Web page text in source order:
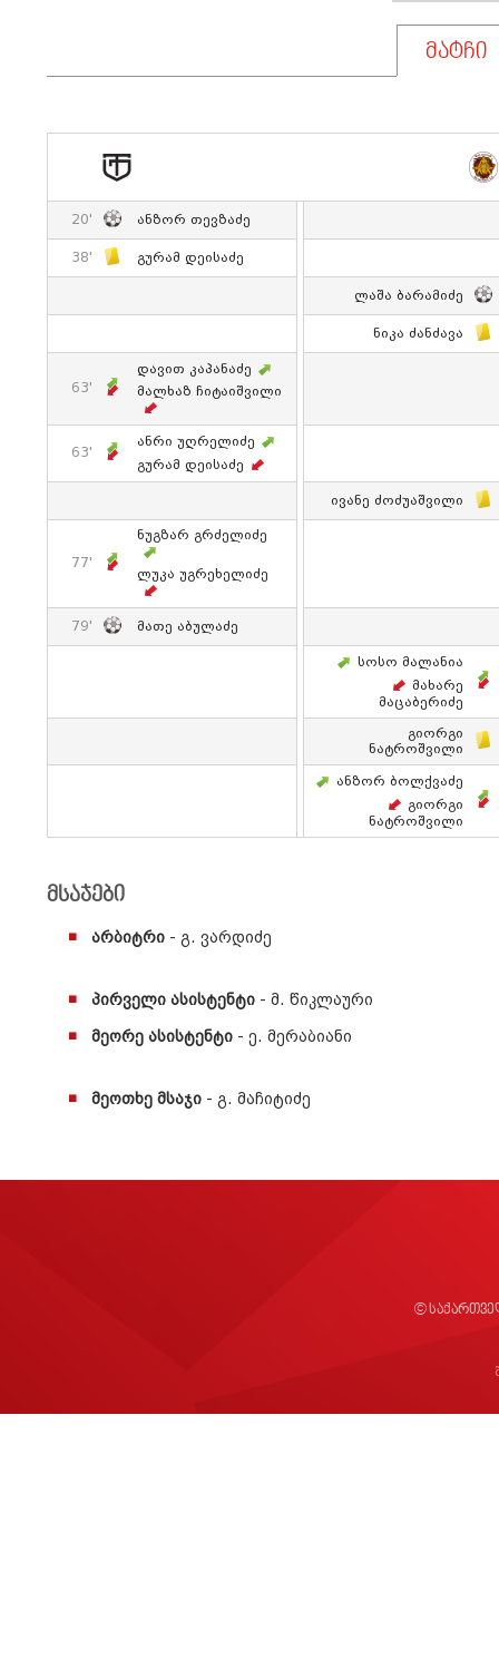
მატჩი
20' Ანზორ Თევზაძე
38' Გურამ Დეისაძე
Ლაშა Ბარამიძე
Ნიკა Ძანძავა
63'
Დავით Კაპანაძე
Მალხაზ Ჩიტაიშვილი
63'
Ანრი Უღრელიძე
Გურამ Დეისაძე
Ივანე Ძოძუაშვილი
77'
Ნუგზარ Გრძელიძე
Ლუკა Უგრეხელიძე
79' Მათე Აბულაძე
Სოსო Მალანია
Მახარე
Მაცაბერიძე
Გიორგი
Ნატროშვილი
Ანზორ Ბოლქვაძე
Გიორგი
Ნატროშვილი
მსაჯები
არბიტრი - გ. ვარდიძე
პირველი ასისტენტი - მ. წიკლაური
მეორე ასისტენტი - ე. მერაბიანი
მეოთხე მსაჯი - გ. მაჩიტიძე
©